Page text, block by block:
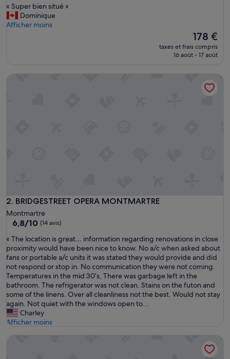
10,
Exceptionnel,
(105 avis)
«
u
« Super bien situé »
Dominique
Afficher moins
Le
nouveau
prix
178 €
taxes et frais compris
16 août - 17 août
2. BRIDGESTREET OPERA MONTMARTRE
BRIDGESTREET OPERA MONTMARTRE
Montmartre
6.8
10,
(14 avis)
6,8/10 (14 avis)
«
T
h
e
l
o
c
a
t
« The location is great… information regarding renovations in close
proximity would have been nice to know. No a/c when asked about
fans or portable a/c units it was stated they would provide and did
not respond or stop in. No communication they were not coming.
Temperatures in the mid 30’s, There was garbage left in the
bathroom. The refrigerator was not clean. Stains on the futon and
some of the linens. Over all cleanliness not the best. Would not stay
again. Not quiet with the windows open to...
Charley
Afficher moins